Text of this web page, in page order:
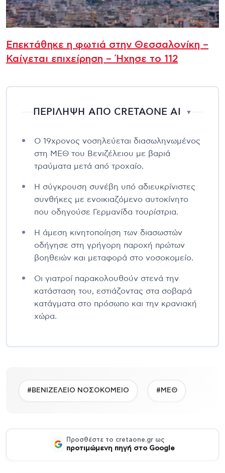
Επεκτάθηκε η φωτιά στην Θεσσαλονίκη –
Καίγεται επιχείρηση – Ήχησε το 112
ΠΕΡΙΛΗΨΗ ΑΠΟ CRETAONE AI ▼
Ο 19χρονος νοσηλεύεται διασωληνωμένος
στη ΜΕΘ του Βενιζέλειου με βαριά
τραύματα μετά από τροχαίο.
Η σύγκρουση συνέβη υπό αδιευκρίνιστες
συνθήκες με ενοικιαζόμενο αυτοκίνητο
που οδηγούσε Γερμανίδα τουρίστρια.
Η άμεση κινητοποίηση των διασωστών
οδήγησε στη γρήγορη παροχή πρώτων
βοηθειών και μεταφορά στο νοσοκομείο.
Οι γιατροί παρακολουθούν στενά την
κατάσταση του, εστιάζοντας στα σοβαρά
κατάγματα στο πρόσωπο και την κρανιακή
χώρα.
#ΒΕΝΙΖΕΛΕΙΟ ΝΟΣΟΚΟΜΕΙΟ #ΜΕΘ
Προσθέστε το cretaone.gr ως
προτιμώμενη πηγή στο Google